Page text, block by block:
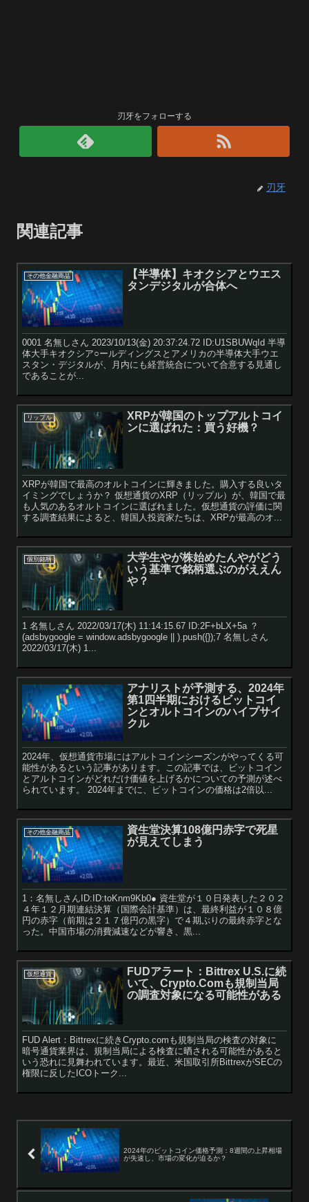
刃牙をフォローする
刃牙
関連記事
その他金融商品
【半導体】キオクシアとウエス
タンデジタルが合体へ
0001 名無しさん 2023/10/13(金) 20:37:24.72 ID:U1SBUWqId 半導
体大手キオクシア○ールディングスとアメリカの半導体大手ウエ
スタン・デジタルが、月内にも経営統合について合意する見通し
であることが...
リップル
XRPが韓国のトップアルトコイ
ンに選ばれた：買う好機？
XRPが韓国で最高のオルトコインに輝きました。購入する良いタ
イミングでしょうか？ 仮想通貨のXRP（リップル）が、韓国で最
も人気のあるオルトコインに選ばれました。仮想通貨の評価に関
する調査結果によると、韓国人投資家たちは、XRPが最高のオ...
個別銘柄
大学生やが株始めたんやがどう
いう基準で銘柄選ぶのがええん
や？
1 名無しさん 2022/03/17(木) 11:14:15.67 ID:2F+bLX+5a ？
(adsbygoogle = window.adsbygoogle || ).push({});7 名無しさん
2022/03/17(木) 1...
アナリストが予測する、2024年
第1四半期におけるビットコイ
ンとオルトコインのハイプサイ
クル
2024年、仮想通貨市場にはアルトコインシーズンがやってくる可
能性があるという記事があります。この記事では、ビットコイン
とアルトコインがどれだけ価値を上げるかについての予測が述べ
られています。 2024年までに、ビットコインの価格は2倍以...
その他金融商品
資生堂決算108億円赤字で死星
が見えてしまう
1：名無しさんID:ID:toKnm9Kb0● 資生堂が１０日発表した２０２
４年１２月期連結決算（国際会計基準）は、最終利益が１０８億
円の赤字（前期は２１７億円の黒字）で４期ぶりの最終赤字とな
った。中国市場の消費減速などが響き、黒...
仮想通貨
FUDアラート：Bittrex U.S.に続
いて、Crypto.Comも規制当局
の調査対象になる可能性がある
FUD Alert：Bittrexに続きCrypto.comも規制当局の検査の対象に
暗号通貨業界は、規制当局による検査に晒される可能性があると
いう恐れに見舞われています。最近、米国取引所BittrexがSECの
権限に反したICOトーク...
2024年のビットコイン価格予測：8週間の上昇相場
が失速し、市場の変化が迫るか？